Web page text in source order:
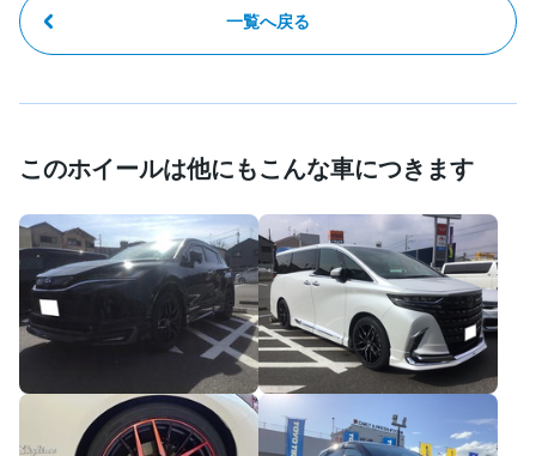
一覧へ戻る
このホイールは他にもこんな車につきます